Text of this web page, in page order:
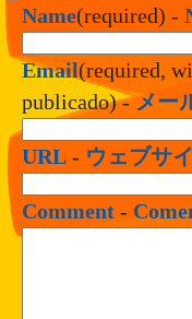
Name(required) -
Email(required,
publicado) -メー
URL - ウェブサ
Comment -